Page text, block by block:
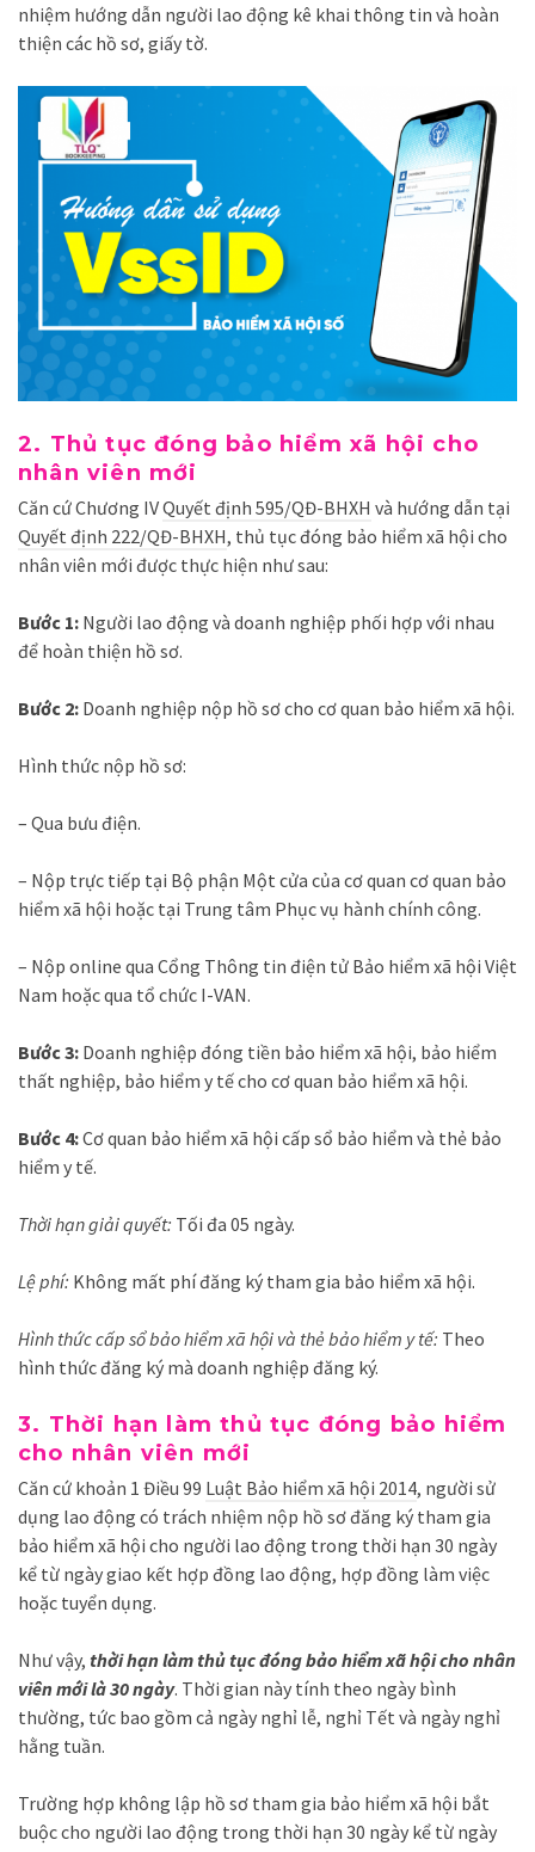
nhiệm hướng dẫn người lao động kê khai thông tin và hoàn
thiện các hồ sơ, giấy tờ.
2. Thủ tục đóng bảo hiểm xã hội cho
nhân viên mới
Căn cứ Chương IVQuyết định 595/QĐ-BHXH và hướng dẫn tại
Quyết định 222/QĐ-BHXH, thủ tục đóng bảo hiểm xã hội cho
nhân viên mới được thực hiện như sau:
Bước 1: Người lao động và doanh nghiệp phối hợp với nhau
để hoàn thiện hồ sơ.
Bước 2: Doanh nghiệp nộp hồ sơ cho cơ quan bảo hiểm xã hội.
Hình thức nộp hồ sơ:
– Qua bưu điện.
– Nộp trực tiếp tại Bộ phận Một cửa của cơ quan cơ quan bảo
hiểm xã hội hoặc tại Trung tâm Phục vụ hành chính công.
– Nộp online qua Cổng Thông tin điện tử Bảo hiểm xã hội Việt
Nam hoặc qua tổ chức I-VAN.
Bước 3: Doanh nghiệp đóng tiền bảo hiểm xã hội, bảo hiểm
thất nghiệp, bảo hiểm y tế cho cơ quan bảo hiểm xã hội.
Bước 4:Cơ quan bảo hiểm xã hội cấp sổ bảo hiểm và thẻ bảo
hiểm y tế.
Thời hạn giải quyết: Tối đa 05 ngày.
Lệ phí: Không mất phí đăng ký tham gia bảo hiểm xã hội.
Hình thức cấp sổ bảo hiểm xã hội và thẻ bảo hiểm y tế: Theo
hình thức đăng ký mà doanh nghiệp đăng ký.
3. Thời hạn làm thủ tục đóng bảo hiểm
cho nhân viên mới
Căn cứ khoản 1 Điều 99 Luật Bảo hiểm xã hội 2014, người sử
dụng lao động có trách nhiệm nộp hồ sơ đăng ký tham gia
bảo hiểm xã hội cho người lao động trong thời hạn 30 ngày
kể từ ngày giao kết hợp đồng lao động, hợp đồng làm việc
hoặc tuyển dụng.
Như vậy, thời hạn làm thủ tục đóng bảo hiểm xã hội cho nhân
viên mới là 30 ngày. Thời gian này tính theo ngày bình
thường, tức bao gồm cả ngày nghỉ lễ, nghỉ Tết và ngày nghỉ
hằng tuần.
Trường hợp không lập hồ sơ tham gia bảo hiểm xã hội bắt
buộc cho người lao động trong thời hạn 30 ngày kể từ ngày